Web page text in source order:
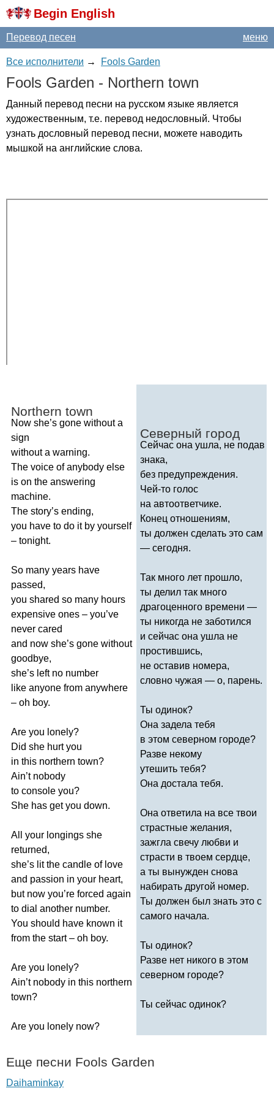
Begin English
меню
Перевод песен
Все исполнители → Fools Garden
Fools Garden - Northern town
Данный перевод песни на русском языке является
художественным, т.е. перевод недословный. Чтобы
узнать дословный перевод песни, можете наводить
мышкой на английские слова.
Northern town
Now she’s gone without a
sign
without a warning.
The voice of anybody else
is on the answering
machine.
The story’s ending,
you have to do it by yourself
– tonight.
So many years have
passed,
you shared so many hours
expensive ones – you’ve
never cared
and now she’s gone without
goodbye,
she’s left no number
like anyone from anywhere
– oh boy.
Are you lonely?
Did she hurt you
in this northern town?
Ain’t nobody
to console you?
She has get you down.
All your longings she
returned,
she’s lit the candle of love
and passion in your heart,
but now you’re forced again
to dial another number.
You should have known it
from the start– oh boy.
Are you lonely?
Ain’t nobody in this northern
town?
Are you lonely now?
Северный город
Сейчас она ушла, не подав
знака,
без предупреждения.
Чей-то голос
на автоответчике.
Конец отношениям,
ты должен сделать это сам
— сегодня.
Так много лет прошло,
ты делил так много
драгоценного времени —
ты никогда не заботился
и сейчас она ушла не
простившись,
не оставив номера,
словно чужая — о, парень.
Ты одинок?
Она задела тебя
в этом северном городе?
Разве некому
утешить тебя?
Она достала тебя.
Она ответила на все твои
страстные желания,
зажгла свечу любви и
страсти в твоем сердце,
а ты вынужден снова
набирать другой номер.
Ты должен был знать это с
самого начала.
Ты одинок?
Разве нет никого в этом
северном городе?
Ты сейчас одинок?
Еще песни Fools Garden
Daihaminkay